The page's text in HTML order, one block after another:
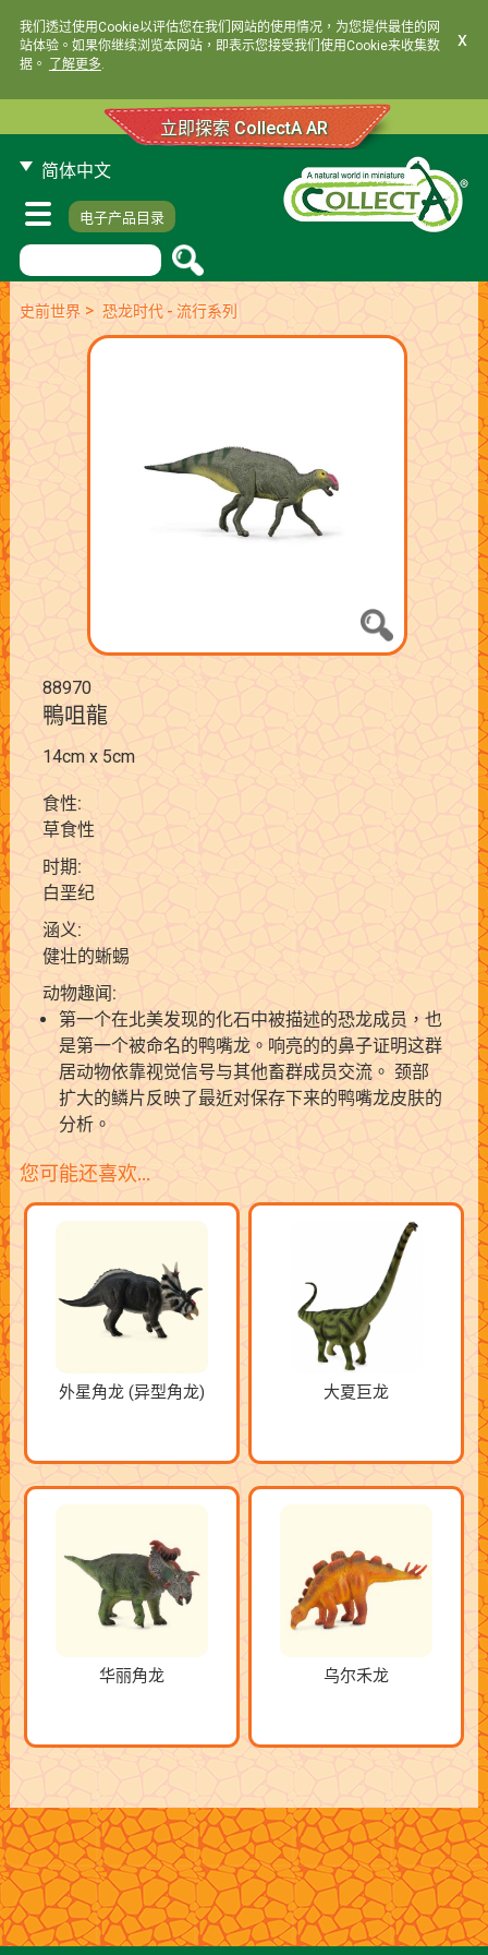
我们透过使用Cookie以评估您在我们网站的使用情况，为您提供最佳的网
站体验。如果你继续浏览本网站，即表示您接受我们使用Cookie来收集数
据。
了解更多.
x
立即探索 CollectA AR
简体中文
电子产品目录
史前世界> 恐龙时代 - 流行系列
88970
鴨咀龍
14cm x 5cm
食性:
草食性
时期:
白垩纪
涵义:
健壮的蜥蜴
动物趣闻:
第一个在北美发现的化石中被描述的恐龙成员，也
是第一个被命名的鸭嘴龙。响亮的的鼻子证明这群
居动物依靠视觉信号与其他畜群成员交流。 颈部
扩大的鳞片反映了最近对保存下来的鸭嘴龙皮肤的
分析。
您可能还喜欢…
外星角龙 (异型角龙) 大夏巨龙
华丽角龙 乌尔禾龙